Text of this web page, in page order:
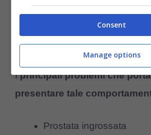
(Foto Pexels)
Iprincipali problemi che
presentare tale
Prostata ingrossata
Consent
Manage options